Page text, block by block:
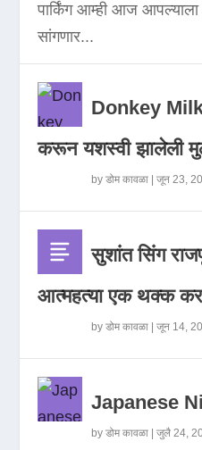
पार्किंग आम्ही आज आपल्याला
सांगणार...
Donkey Milk
करून यशस्वी झालेली
byडोम कावळा |जून 23,
सुशांत सिंग
आत्महत्या एक थक्क
byडोम कावळा |जून 14,
Japanese
byडोम कावळा |जुलै 24,